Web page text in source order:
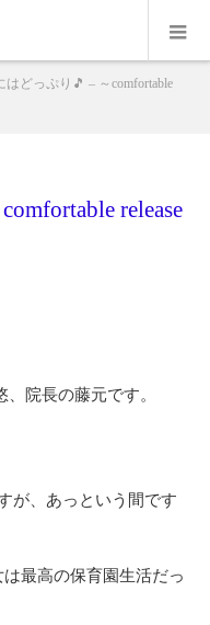
はどっぷり🎵 – ～comfortable
release
院長の藤元です。
が、あっという間です
最高の保育園生活だっ